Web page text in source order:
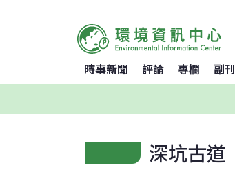
時事新聞 評論 專欄 副刊
深坑古道